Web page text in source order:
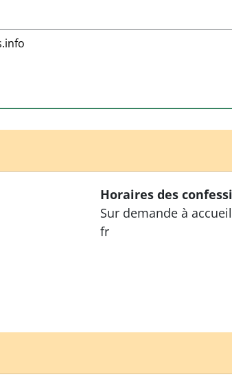
Horaires des
Sur demande à
fr